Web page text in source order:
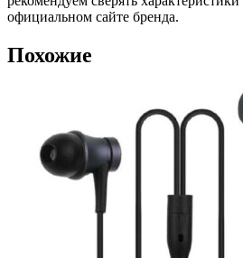
официальном сайте бренда.
Похожие